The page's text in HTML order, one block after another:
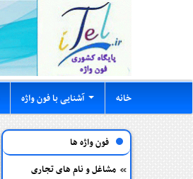
آشنایی با فون واژه خانه
فون واژه ها
مشاغل و نام های تجاری